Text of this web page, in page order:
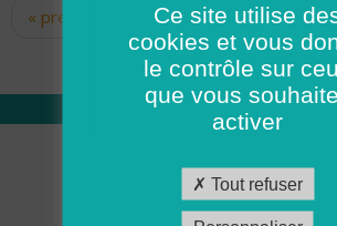
Pages
« premier ‹ précédent … 10
14 15 16
Qui sommes nous
Académie ADMR
Ce site utilise
cookies et vous
le contrôle sur
que vous
activer
Tout refuser